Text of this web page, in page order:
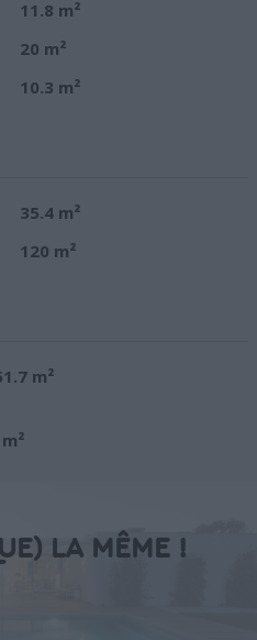
11.8 m²
20 m²
10.3 m²
35.4 m²
120 m²
m²
LA MÊME !